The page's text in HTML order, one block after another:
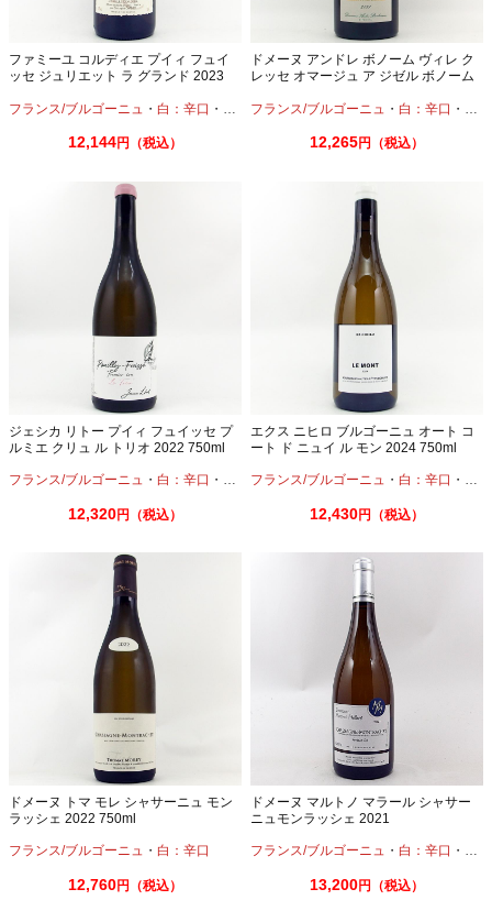
ファミーユ コルディエ プイィ フュイ
ッセ ジュリエット ラ グランド 2023
フランス/ブルゴーニュ ・ 白：辛口 ・ シャルドネ
12,144円（税込）
ドメーヌ アンドレ ボノーム ヴィレ ク
レッセ オマージュ ア ジゼル ボノーム
フランス/ブルゴーニュ ・ 白：辛口 ・
12,265円（税込）
ジェシカ リトー プイィ フュイッセ プ
ルミエ クリュ ル トリオ 2022 750ml
フランス/ブルゴーニュ ・ 白：辛口 ・ シャルドネ
12,320円（税込）
エクス ニヒロ ブルゴーニュ オート コ
ート ド ニュイ ル モン 2024 750ml
フランス/ブルゴーニュ ・ 白：辛口 ・ シ
12,430円（税込）
ドメーヌ トマ モレ シャサーニュ モン
ラッシェ 2022 750ml
フランス/ブルゴーニュ ・ 白：辛口
12,760円（税込）
ドメーヌ マルトノ マラール シャサー
ニュモンラッシェ 2021
フランス/ブルゴーニュ ・ 白：辛口 ・ シ
13,200円（税込）